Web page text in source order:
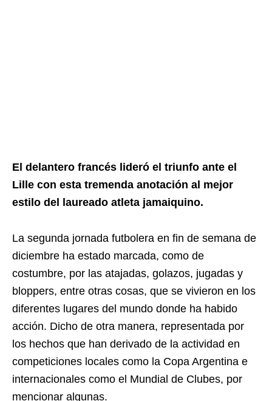
El delantero francés lideró el triunfo ante el
Lille con esta tremenda anotación al mejor
estilo del laureado atleta jamaiquino.
La segunda jornada futbolera en fin de semana de
diciembre ha estado marcada, como de
costumbre, por las atajadas, golazos, jugadas y
bloppers, entre otras cosas, que se vivieron en los
diferentes lugares del mundo donde ha habido
acción. Dicho de otra manera, representada por
los hechos que han derivado de la actividad en
competiciones locales como la Copa Argentina e
internacionales como el Mundial de Clubes, por
mencionar algunas.